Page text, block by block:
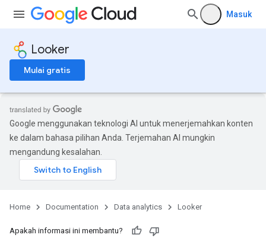
Masuk
Looker
Mulai gratis
Google menggunakan teknologi AI untuk menerjemahkan konten
ke dalam bahasa pilihan Anda. Terjemahan AI mungkin
mengandung kesalahan.
Home Documentation Data analytics Looker
Apakah informasi ini membantu?